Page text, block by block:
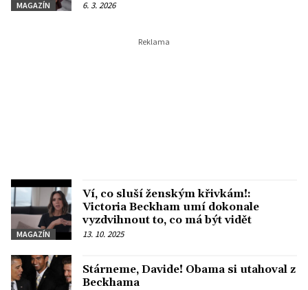
MAGAZÍN 6. 3. 2026
MAGAZÍN
Ví, co sluší ženským křivkám!:
Victoria Beckham umí dokonale
vyzdvihnout to, co má být vidět
13. 10. 2025
Stárneme, Davide! Obama si utahoval z
Beckhama